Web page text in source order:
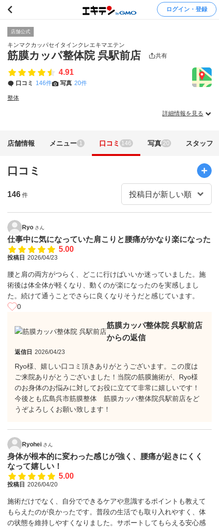
ログイン・登録
店舗公式
キンマクカッパセイタインクレエキマエテン
筋膜カッパ整体院 呉駅前店 共有
4.91
口コミ 146件 写真 20件
整体
詳細情報を見る
店舗情報 メニュー 1 口コミ 146 写真 20 スタッフ
口コミ
146 件
Ryo さん
仕事中に気になっていた肩こりと腰痛がかなり楽になった
5.00
投稿日 2026/04/23
腰と肩の両方がつらく、どこに行けばいいか迷っていました。施
術後は体全体が軽くなり、動くのが楽になったのを実感しまし
た。続けて通うことでさらに良くなりそうだと感じています。
0
筋膜カッパ整体院 呉駅前店
からの返信
返信日 2026/04/23
Ryo様、嬉しい口コミ頂きありがとうございます。この度は
ご来院ありがとうございました！当院の筋膜施術が、Ryo様
のお身体のお悩みに対してお役に立てて非常に嬉しいです！
今後とも広島呉市筋膜整体 筋膜カッパ整体院呉駅前店をど
うぞよろしくお願い致します！
Ryohei さん
身体が根本的に変わった感じが強く、腰痛が起きにくく
なって嬉しい！
5.00
投稿日 2026/04/20
施術だけでなく、自分でできるケアや意識するポイントも教えて
もらえたのが良かったです。普段の生活でも取り入れやすく、体
の状態を維持しやすくなりました。サポートしてもらえる安心感